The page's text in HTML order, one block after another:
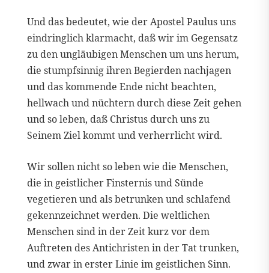
Und das bedeutet, wie der Apostel Paulus uns
eindringlich klarmacht, daß wir im Gegensatz
zu den ungläubigen Menschen um uns herum,
die stumpfsinnig ihren Begierden nachjagen
und das kommende Ende nicht beachten,
hellwach und nüchtern durch diese Zeit gehen
und so leben, daß Christus durch uns zu
Seinem Ziel kommt und verherrlicht wird.
Wir sollen nicht so leben wie die Menschen,
die in geistlicher Finsternis und Sünde
vegetieren und als betrunken und schlafend
gekennzeichnet werden. Die weltlichen
Menschen sind in der Zeit kurz vor dem
Auftreten des Antichristen in der Tat trunken,
und zwar in erster Linie im geistlichen Sinn.